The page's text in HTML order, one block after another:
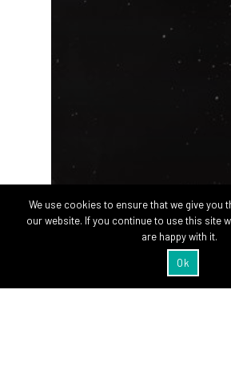
We use cookies to ensure that we give you
our website. If you continue to use this site
are happy with it.
Ok